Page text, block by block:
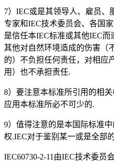
7）IEC或是其领导人、雇员、
专家和IEC技术委员会、各国
是信任本IEC标准或其他IEC
其他对自然环境造成的伤害（
的）不负担任何责任，对相应
用）也不承担责任.
8）要注意本标准所引用的相
应用本标准所必不可少的.
9）值得注意的是本国际标准
权.IEC对于鉴别某一或是全部
IEC60730-2-11由IEC技术委员